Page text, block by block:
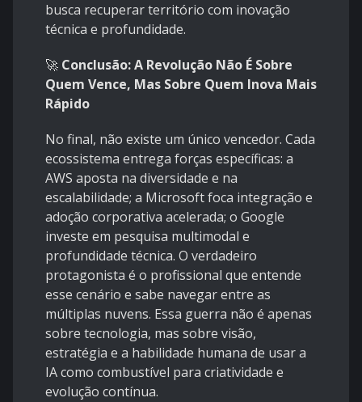
busca recuperar território com inovação
técnica e profundidade.
🚀 Conclusão: A Revolução Não É Sobre
Quem Vence, Mas Sobre Quem Inova Mais
Rápido
No final, não existe um único vencedor. Cada
ecossistema entrega forças específicas: a
AWS aposta na diversidade e na
escalabilidade; a Microsoft foca integração e
adoção corporativa acelerada; o Google
investe em pesquisa multimodal e
profundidade técnica. O verdadeiro
protagonista é o profissional que entende
esse cenário e sabe navegar entre as
múltiplas nuvens. Essa guerra não é apenas
sobre tecnologia, mas sobre visão,
estratégia e a habilidade humana de usar a
IA como combustível para criatividade e
evolução contínua.